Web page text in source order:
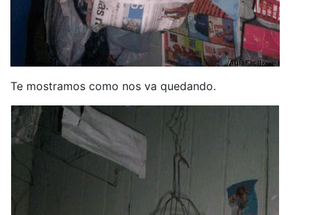
Te mostramos como nos va quedando.